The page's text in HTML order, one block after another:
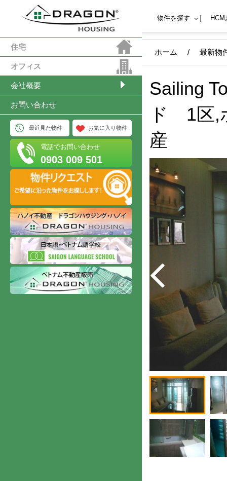
住宅
オフィス
会社概要
お問い合わせ
最近見た物件 お気に入り物件
電話でお問い合わせ
0903 009 501
物件を探す
ホーム / 最新物
Sailing
ド 1区,
産